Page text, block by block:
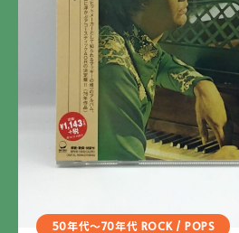
50年代～70年代 ROCK / POPS